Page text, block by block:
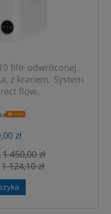
filtr odwróconej
z kranem. System
flow.
Bestseller
zł
1 450,00 zł
1 124,10 zł